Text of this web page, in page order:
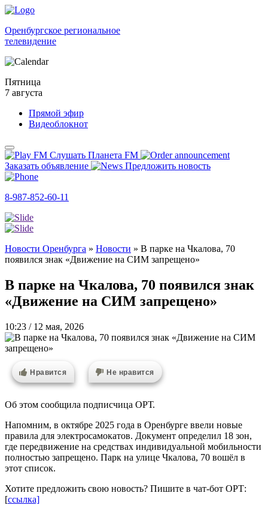
Оренбургское региональное
телевидение
Пятница
7 августа
Прямой эфир
Видеоблокнот
Слушать Планета FM
Заказать объявление
Предложить новость
8-987-852-60-11
Новости Оренбурга » Новости » В парке на Чкалова, 70
появился знак «Движение на СИМ запрещено»
В парке на Чкалова, 70 появился знак
«Движение на СИМ запрещено»
10:23 / 12 мая, 2026
Нравится Не нравится
Об этом сообщила подписчица ОРТ.
Напомним, в октябре 2025 года в Оренбурге ввели новые
правила для электросамокатов. Документ определил 18 зон,
где передвижение на средствах индивидуальной мобильности
полностью запрещено. Парк на улице Чкалова, 70 вошёл в
этот список.
Хотите предложить свою новость? Пишите в чат-бот ОРТ:
[ссылка]